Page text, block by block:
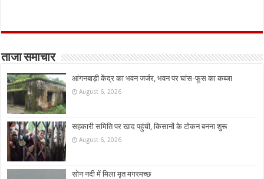
ताजा समाचार
आंगनबाड़ी केंद्र का भवन जर्जर, भवन पर घांस-फूस का कब्जा
August 6, 2026
सहकारी समिति पर खाद पहुंची, किसानों के टोकन बनना शुरू
August 6, 2026
सोन नदी में मिला मृत मगरमच्छ